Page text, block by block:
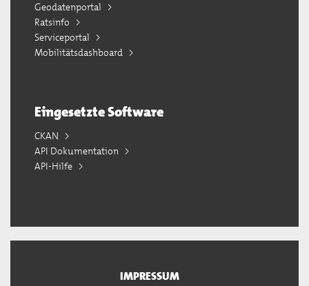
Geodatenportal
Ratsinfo
Serviceportal
Mobilitätsdashboard
Eingesetzte Software
CKAN
API Dokumentation
API-Hilfe
IMPRESSUM